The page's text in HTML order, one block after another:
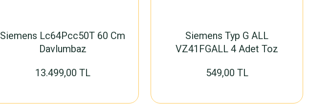
Siemens Lc64Pcc50T 60 Cm
Davlumbaz
13.499,00 TL
Siemens Typ G ALL
VZ41FGALL 4 Adet Toz
549,00 TL